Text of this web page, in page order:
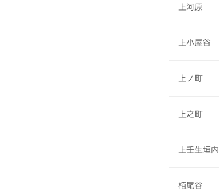
上河原
上小屋谷
上ノ町
上之町
上壬生垣内
栢尾谷